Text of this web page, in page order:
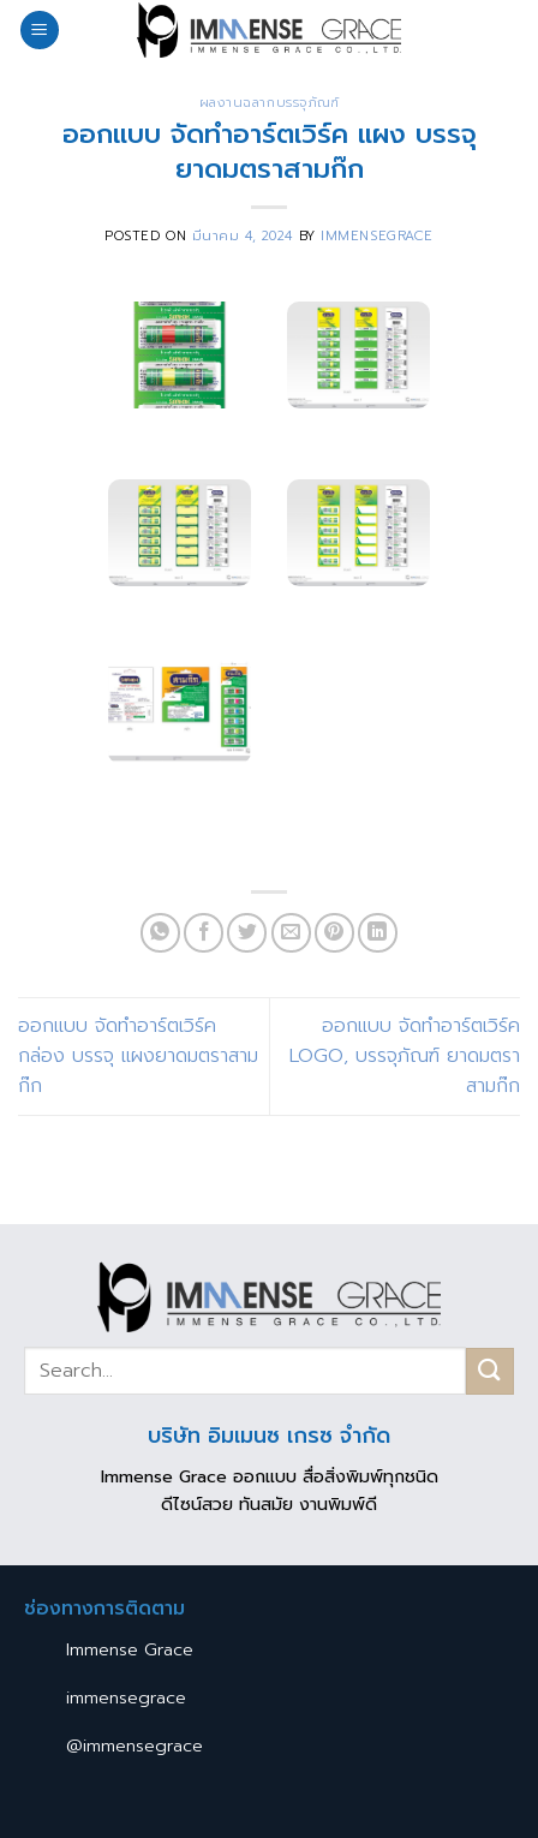
Skip
ผลงานฉลากบรรจุภัณฑ์
ออกแบบ จัดทำอาร์ตเวิร์ค แผง บรรจุ
ยาดมตราสามก๊ก
POSTED ON มีนาคม 4, 2024 BY IMMENSEGRACE
ออกแบบ จัดทำอาร์ตเวิร์ค
กล่อง บรรจุ แผงยาดมตราสาม
ก๊ก
ออกแบบ จัดทำอาร์ตเวิร์ค
LOGO, บรรจุภัณฑ์ ยาดมตรา
สามก๊ก
บริษัท อิมเมนซ เกรซ จำกัด
Immense Grace ออกแบบ สื่อสิ่งพิมพ์ทุกชนิด
ดีไซน์สวย ทันสมัย งานพิมพ์ดี
ช่องทางการติดตาม
Immense Grace
immensegrace
@immensegrace